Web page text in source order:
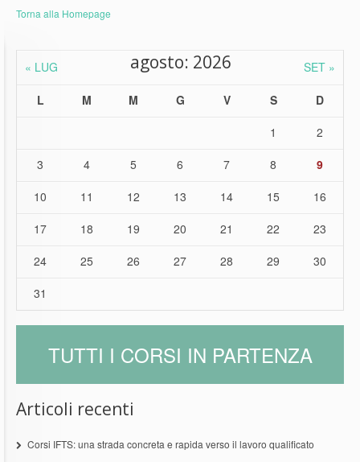
Torna alla Homepage
« LUG SET »
agosto: 2026
L M M G V S
D
1
2
3
4 5 6 7 8
9
10
11 12 13 14 15
16
17
18 19 20 21 22
23
24
25 26 27 28 29
30
31
TUTTI I CORSI IN PARTENZA
Articoli recenti
Corsi IFTS: una strada concreta e rapida verso il lavoro qualificato